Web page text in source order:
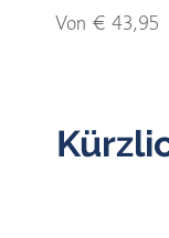
Von € 43,95